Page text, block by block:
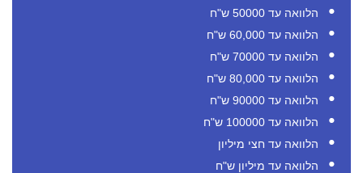
הלוואה עד 50000 ש"ח
הלוואה עד 60,000 ש"ח
הלוואה עד 70000 ש"ח
הלוואה עד 80,000 ש"ח
הלוואה עד 90000 ש"ח
הלוואה עד 100000 ש"ח
הלוואה עד חצי מיליון
הלוואה עד מיליון ש"ח